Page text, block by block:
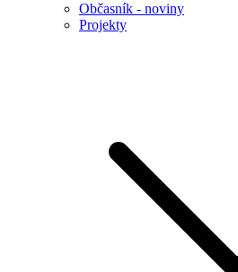
Občasník - noviny
Projekty